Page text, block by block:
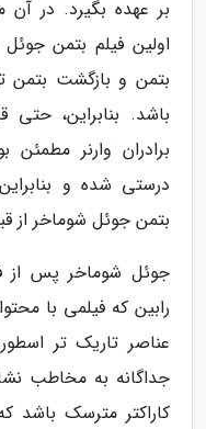
بر عهده بگیرد. در آن
اولین فیلم بتمن
بتمن و بازگشت بتمن
باشد. بنابراین، حتی
برادران وارنر
درستی شده و
بتمن جوئل شوماخر از
جوئل شوماخر پس از
رابین که فیلمی با
عناصر تاریک تر
جداگانه به مخاطب
کاراکتر مترسک باشد